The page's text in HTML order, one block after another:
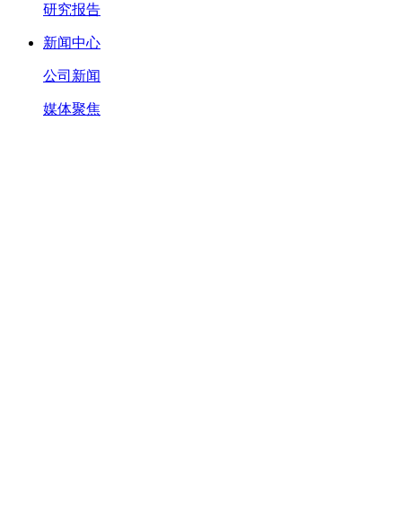
研究报告
新闻中心
公司新闻
媒体聚焦